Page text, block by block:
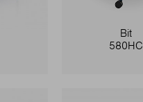
Bit
580HC